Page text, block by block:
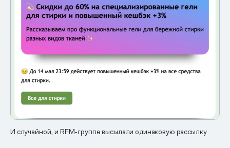
И случайной, и RFM-группе высылали одинаковую рассылку